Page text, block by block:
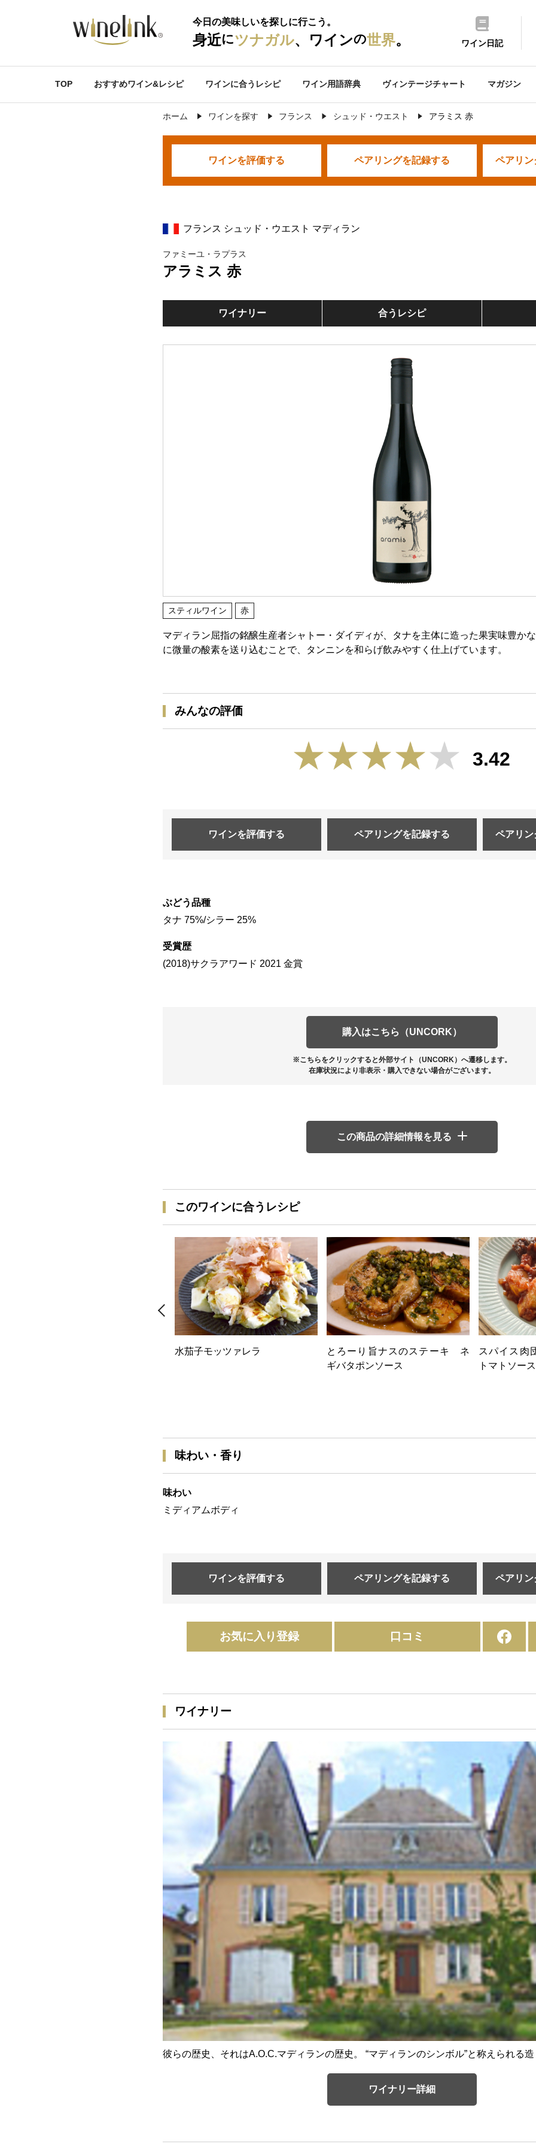
今日の美味しいを探しに行こう。
身近にツナガル、ワインの世界。 ワイン日記
TOP おすすめワイン&レシピ ワインに合うレシピ ワイン用語辞典 ヴィンテージチャート マガジン
ホーム ワインを探す フランス シュッド・ウエスト アラミス 赤
ワインを評価する ペアリングを記録する ペアリン
フランス シュッド・ウエスト マディラン
ファミーユ・ラプラス
アラミス 赤
ワイナリー 合うレシピ
スティルワイン 赤
マディラン屈指の銘醸生産者シャトー・ダイディが、タナを主体に造った果実味豊か
に微量の酸素を送り込むことで、タンニンを和らげ飲みやすく仕上げています。
みんなの評価
3.42
ワインを評価する ペアリングを記録する ペアリン
ぶどう品種
タナ 75%/シラー 25%
受賞歴
(2018)サクラアワード 2021 金賞
購入はこちら（UNCORK）
※こちらをクリックすると外部サイト（UNCORK）へ遷移します。
在庫状況により非表示・購入できない場合がございます。
この商品の詳細情報を見る
このワインに合うレシピ
水茄子モッツァレラ
とろーり旨ナスのステーキ ネ
ギバタポンソース
スパイス肉
トマトソー
味わい・香り
味わい
ミディアムボディ
ワインを評価する ペアリングを記録する ペアリン
お気に入り登録 口コミ
ワイナリー
彼らの歴史、それはA.O.C.マディランの歴史。 “マディランのシンボル”と称えられる
ワイナリー詳細